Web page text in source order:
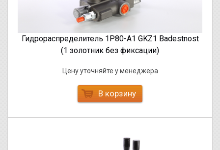
Гидрораспределитель 1Р80-А1 GKZ1 Badestnost
(1 золотник без фиксации)
Цену уточняйте у менеджера
В корзину